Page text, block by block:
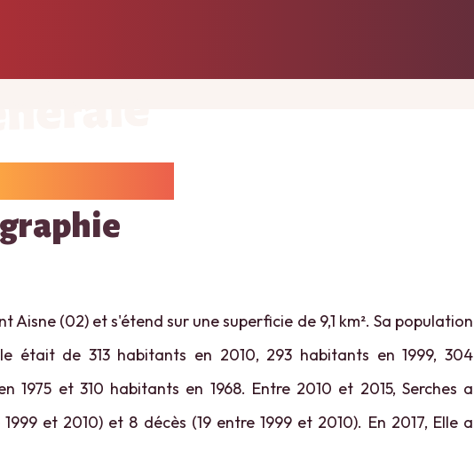
Aisne (02) et s'étend sur une superficie de 9,1 km². Sa population
était de 313 habitants en 2010, 293 habitants en 1999, 304
1975 et 310 habitants en 1968. Entre 2010 et 2015, Serches a
et 2010) et 8 décès (19 entre 1999 et 2010). En 2017, Elle a